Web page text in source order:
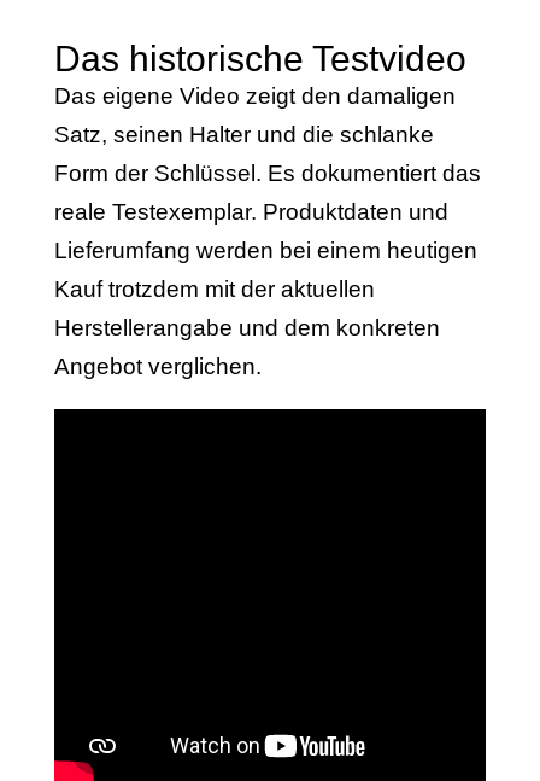
Das historische Testvideo
Das eigene Video zeigt den damaligen
Satz, seinen Halter und die schlanke
Form der Schlüssel. Es dokumentiert das
reale Testexemplar. Produktdaten und
Lieferumfang werden bei einem heutigen
Kauf trotzdem mit der aktuellen
Herstellerangabe und dem konkreten
Angebot verglichen.